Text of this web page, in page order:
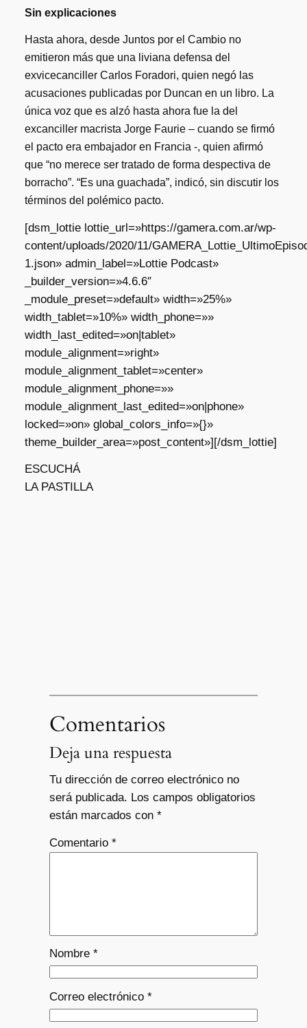
Sin explicaciones
Hasta ahora, desde Juntos por el Cambio no
emitieron más que una liviana defensa del
exvicecanciller Carlos Foradori, quien negó las
acusaciones publicadas por Duncan en un libro. La
única voz que es alzó hasta ahora fue la del
excanciller macrista Jorge Faurie – cuando se firmó
el pacto era embajador en Francia -, quien afirmó
que “no merece ser tratado de forma despectiva de
borracho”. “Es una guachada”, indicó, sin discutir los
términos del polémico pacto.
[dsm_lottie lottie_url=»https://gamera.com.ar/wp-
content/uploads/2020/11/
1.json» admin_label=»Lottie Podcast»
_builder_version=»4.6.6″
_module_preset=»default» width=»25%»
width_tablet=»10%» width_phone=»»
width_last_edited=»on|tablet»
module_alignment=»right»
module_alignment_tablet=»center»
module_alignment_phone=»»
module_alignment_last_edited=»on|phone»
locked=»on» global_colors_info=»{}»
theme_builder_area=»post_content»][/dsm_lottie]
ESCUCHÁ
LA PASTILLA
Comentarios
Deja una respuesta
Tu dirección de correo electrónico no
será publicada. Los campos obligatorios
están marcados con *
Comentario *
Nombre *
Correo electrónico *